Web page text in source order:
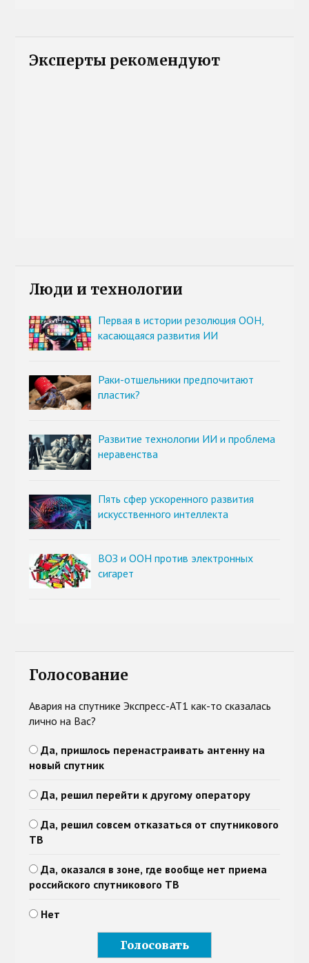
Эксперты рекомендуют
Люди и технологии
Первая в истории резолюция ООН,
касающаяся развития ИИ
Раки-отшельники предпочитают
пластик?
Развитие технологии ИИ и проблема
неравенства
Пять сфер ускоренного развития
искусственного интеллекта
ВОЗ и ООН против электронных
сигарет
Голосование
Авария на спутнике Экспресс-АТ1 как-то сказалась
лично на Вас?
Да, пришлось перенастраивать антенну на
новый спутник
Да, решил перейти к другому оператору
Да, решил совсем отказаться от спутникового
ТВ
Да, оказался в зоне, где вообще нет приема
российского спутникового ТВ
Нет